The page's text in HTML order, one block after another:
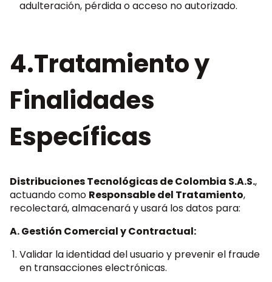
adulteración, pérdida o acceso no autorizado.
4.Tratamiento y
Finalidades
Específicas
Distribuciones Tecnológicas de Colombia S.A.S.,
actuando como Responsable del Tratamiento,
recolectará, almacenará y usará los datos para:
A. Gestión Comercial y Contractual:
Validar la identidad del usuario y prevenir el fraude
en transacciones electrónicas.